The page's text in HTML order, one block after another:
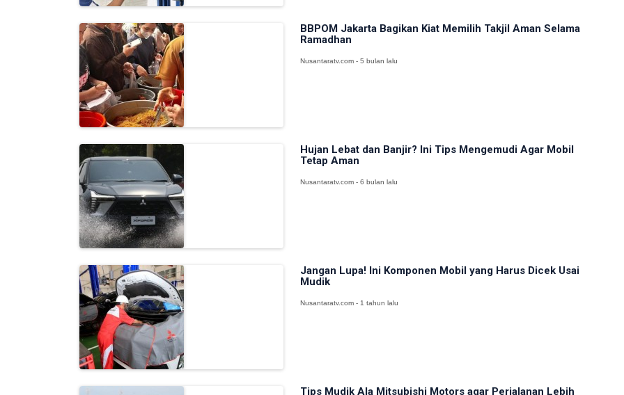
BBPOM Jakarta Bagikan Kiat Memilih Takjil Aman Selama
Ramadhan
Nusantaratv.com - 5 bulan lalu
Hujan Lebat dan Banjir? Ini Tips Mengemudi Agar Mobil
Tetap Aman
Nusantaratv.com - 6 bulan lalu
Jangan Lupa! Ini Komponen Mobil yang Harus Dicek Usai
Mudik
Nusantaratv.com - 1 tahun lalu
Tips Mudik Ala Mitsubishi Motors agar Perjalanan Lebih